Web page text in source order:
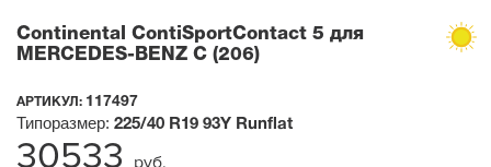
Continental ContiSportContact 5 для
MERCEDES-BENZ C (206)
АРТИКУЛ: 117497
Типоразмер: 225/40 R19 93Y Runflat
30533 руб.